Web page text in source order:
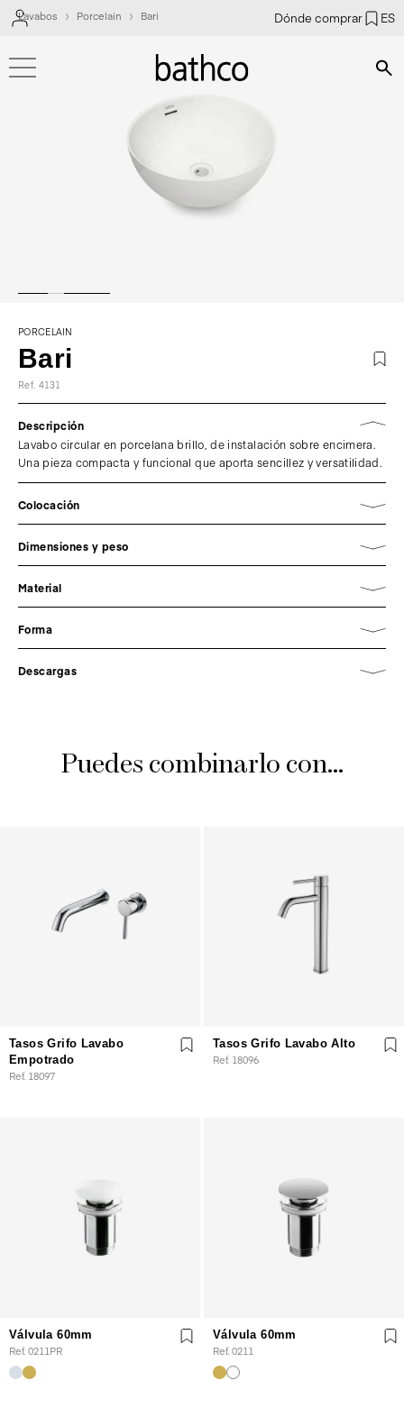
Dónde comprar ES
Lavabos Porcelain Bari
PORCELAIN
Bari
Ref. 4131
Descripción
Lavabo circular en porcelana brillo, de instalación sobre encimera.
Una pieza compacta y funcional que aporta sencillez y versatilidad.
Colocación
Dimensiones y peso
Material
Forma
Descargas
Puedes combinarlo con...
Tasos Grifo Lavabo
Empotrado
Ref. 18097
Tasos Grifo Lavabo Alto
Ref. 18096
Válvula 60mm
Ref. 0211PR
Válvula 60mm
Ref. 0211